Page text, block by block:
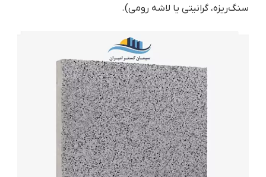
سنگ‌ریزه، گرانیتی یا لاشه رومی).